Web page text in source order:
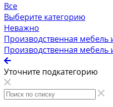
Все
Выберите категорию
Неважно
Производственная мебель
Производственная мебель
Уточните подкатегорию